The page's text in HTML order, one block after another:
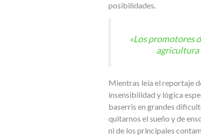
posibilidades.
«Los promotores
agricultura
Mientras leía el reportaje
insensibilidad y lógica
baserris en grandes
quitarnos el sueño y de
ni de los principales